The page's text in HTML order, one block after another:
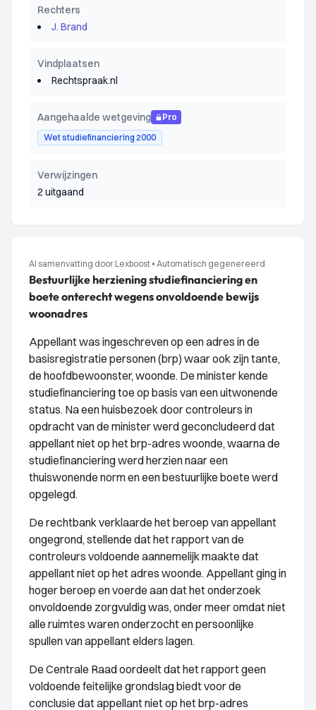
Rechters
J. Brand
Vindplaatsen
Rechtspraak.nl
Aangehaalde wetgeving
Pro
Wet studiefinanciering 2000
Verwijzingen
2 uitgaand
AI samenvatting door Lexboost • Automatisch gegenereerd
Bestuurlijke herziening studiefinanciering en
boete onterecht wegens onvoldoende bewijs
woonadres
Appellant was ingeschreven op een adres in de
basisregistratie personen (brp) waar ook zijn tante,
de hoofdbewoonster, woonde. De minister kende
studiefinanciering toe op basis van een uitwonende
status. Na een huisbezoek door controleurs in
opdracht van de minister werd geconcludeerd dat
appellant niet op het brp-adres woonde, waarna de
studiefinanciering werd herzien naar een
thuiswonende norm en een bestuurlijke boete werd
opgelegd.
De rechtbank verklaarde het beroep van appellant
ongegrond, stellende dat het rapport van de
controleurs voldoende aannemelijk maakte dat
appellant niet op het adres woonde. Appellant ging in
hoger beroep en voerde aan dat het onderzoek
onvoldoende zorgvuldig was, onder meer omdat niet
alle ruimtes waren onderzocht en persoonlijke
spullen van appellant elders lagen.
De Centrale Raad oordeelt dat het rapport geen
voldoende feitelijke grondslag biedt voor de
conclusie dat appellant niet op het brp-adres